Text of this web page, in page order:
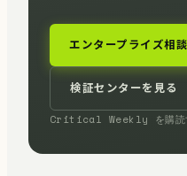
エンタープライズ相談
検証センターを見る
Critical Weekly を購読